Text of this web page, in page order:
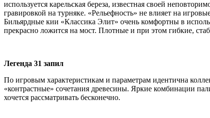
используется карельская береза, известная своей
гравировкой на турняке. «Рельефность» не влияет на
Бильярдные кии «Классика Элит» очень комфортны в
прекрасно ложится на мост. Плотные и при этом гибкие,
Легенда 31 запил
По игровым характеристикам и параметрам идентична
«контрастные» сочетания древесины. Яркие комбинации
хочется рассматривать бесконечно.